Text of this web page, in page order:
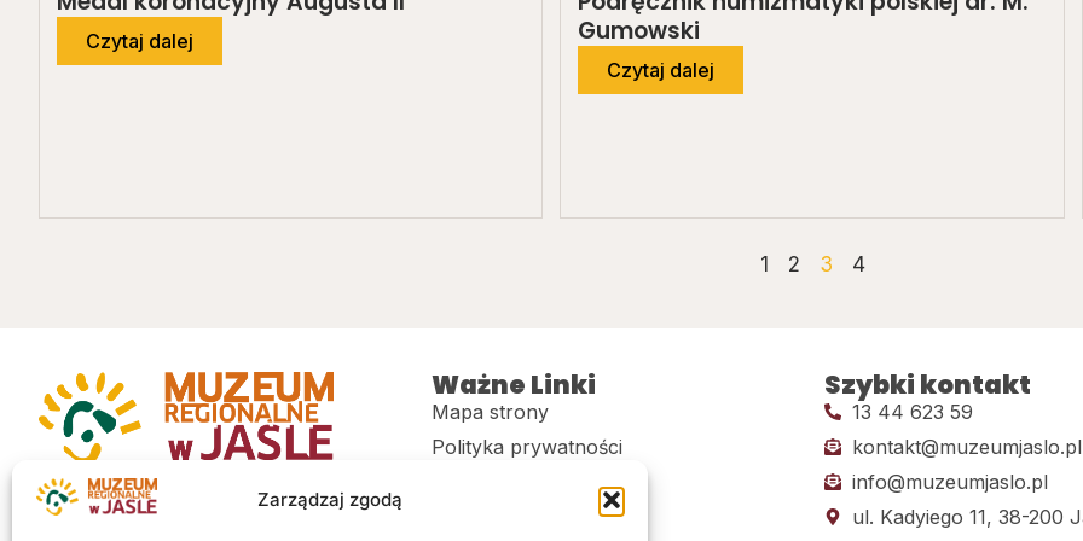
Zarządzaj zgodą
Czytaj dalej
Gumowski
Czytaj dalej
1 2 3 4
Muzeum regionalne w Jaśle im. dr.
Stanisława Kadyiego
Ważne Linki
Mapa strony
Polityka prywatności
Deklaracja dostępności
Szybki kontakt
13 44 623 59
kontakt@muzeumjaslo.pl
info@muzeumjaslo.pl
ul. Kadyiego 11, 38-200